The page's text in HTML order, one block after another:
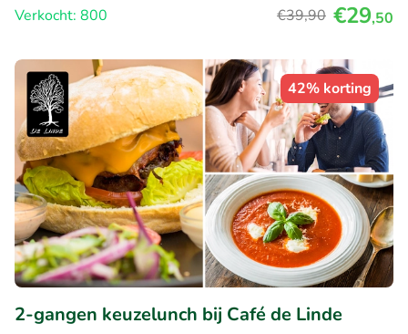
Verkocht: 800
€39,90 €29,50
42% korting
2-gangen keuzelunch bij Café de Linde